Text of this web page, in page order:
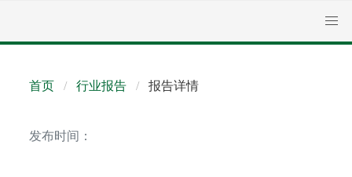
首页 行业报告 报告详情
发布时间：